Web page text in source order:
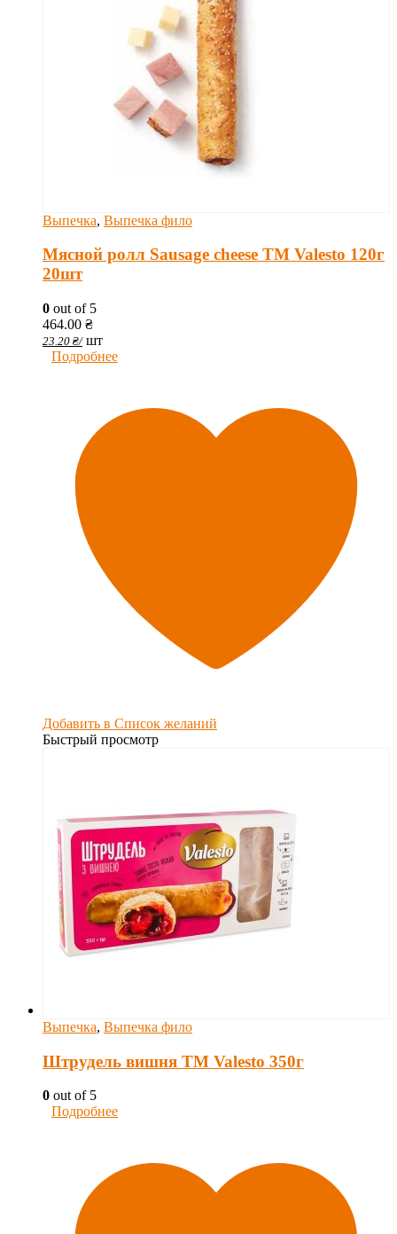
Выпечка, Выпечка фило
Мясной ролл Sausage cheese TM Valesto 120г
20шт
0 out of 5
464.00 ₴
23.20 ₴/ шт
Подробнее
Добавить в Список желаний
Быстрый просмотр
Выпечка, Выпечка фило
Штрудель вишня TM Valesto 350г
0 out of 5
Подробнее